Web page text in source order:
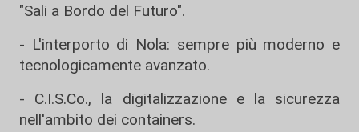
"Sali a Bordo del Futuro".
- L'interporto di Nola: sempre più moderno e
tecnologicamente avanzato.
- C.I.S.Co., la digitalizzazione e la sicurezza
nell'ambito dei containers.